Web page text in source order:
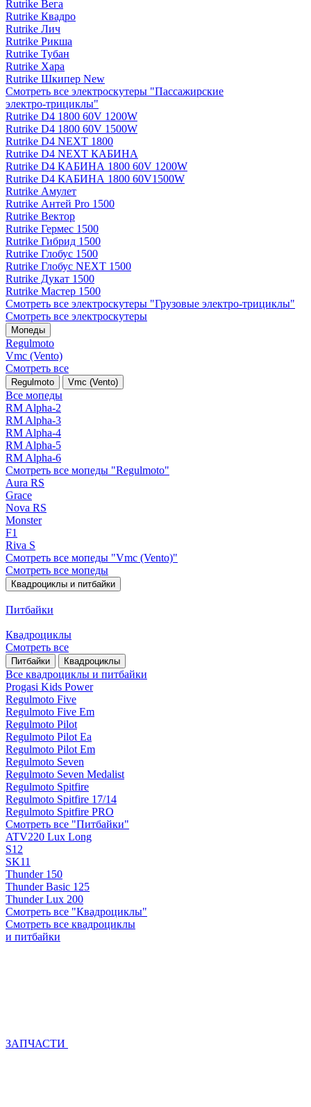
Rutrike Вега
Rutrike Квадро
Rutrike Лич
Rutrike Рикша
Rutrike Тубан
Rutrike Хара
Rutrike Шкипер New
Смотреть все электро­скутеры "Пассажирские
электро‑трициклы"
Rutrike D4 1800 60V 1200W
Rutrike D4 1800 60V 1500W
Rutrike D4 NEXT 1800
Rutrike D4 NEXT КАБИНА
Rutrike D4 КАБИНА 1800 60V 1200W
Rutrike D4 КАБИНА 1800 60V1500W
Rutrike Амулет
Rutrike Антей Pro 1500
Rutrike Вектор
Rutrike Гермес 1500
Rutrike Гибрид 1500
Rutrike Глобус 1500
Rutrike Глобус NEXT 1500
Rutrike Дукат 1500
Rutrike Мастер 1500
Смотреть все электро­скутеры "Грузовые электро‑трициклы"
Смотреть все электро­скутеры
Мопеды
Regulmoto
Vmc (Vento)
Смотреть все
Regulmoto Vmc (Vento)
Все мопеды
RM Alpha-2
RM Alpha-3
RM Alpha-4
RM Alpha-5
RM Alpha-6
Смотреть все мопеды "Regulmoto"
Aura RS
Grace
Nova RS
Monster
F1
Riva S
Смотреть все мопеды "Vmc (Vento)"
Смотреть все мопеды
Квадроциклы и питбайки
Питбайки
Квадроциклы
Смотреть все
Питбайки Квадроциклы
Все квадроциклы и питбайки
Progasi Kids Power
Regulmoto Five
Regulmoto Five Em
Regulmoto Pilot
Regulmoto Pilot Ea
Regulmoto Pilot Em
Regulmoto Seven
Regulmoto Seven Medalist
Regulmoto Spitfire
Regulmoto Spitfire 17/14
Regulmoto Spitfire PRO
Смотреть все "Питбайки"
ATV220 Lux Long
S12
SK11
Thunder 150
Thunder Basic 125
Thunder Lux 200
Смотреть все "Квадроциклы"
Смотреть все квадроциклы
и питбайки
ЗАПЧАСТИ